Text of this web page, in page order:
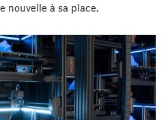
nouvelle à sa place.